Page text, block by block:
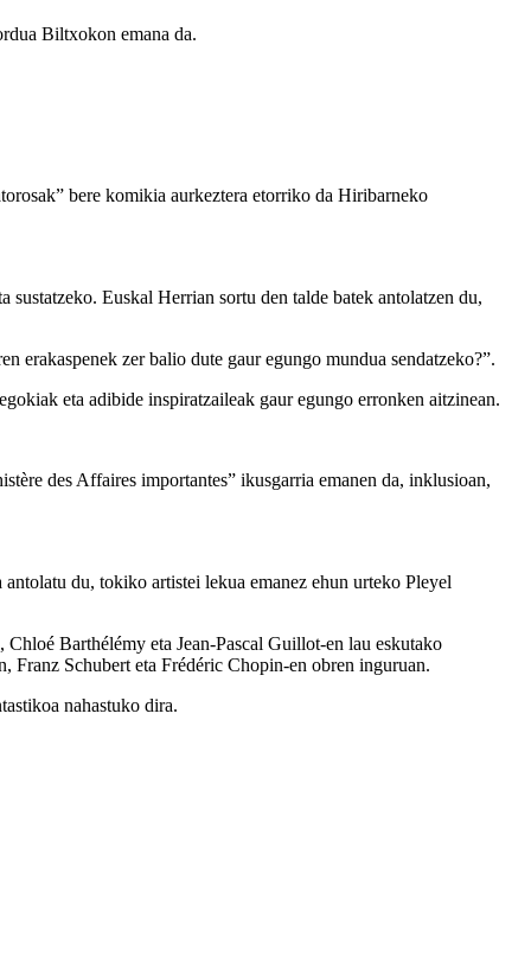
Biltxokon emana da.
bere komikia aurkeztera etorriko da Hiribarneko
Euskal Herrian sortu den talde batek antolatzen du,
zer balio dute gaur egungo mundua sendatzeko?”.
eta adibide inspiratzaileak gaur egungo erronken aitzinean.
des Affaires importantes” ikusgarria emanen da, inklusioan,
du, tokiko artistei lekua emanez ehun urteko Pleyel
Barthélémy eta Jean-Pascal Guillot-en lau eskutako
Franz Schubert eta Frédéric Chopin-en obren inguruan.
nahastuko dira.